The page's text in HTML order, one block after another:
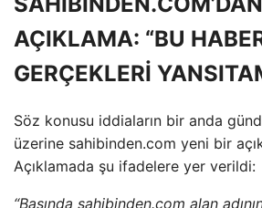
AÇIKLAMA: “BU
GERÇEKLERİ
Söz konusu iddiaların bir anda
üzerine sahibinden.com yeni bir
Açıklamada şu ifadelere yer verildi:
“Basında sahibinden.com alan